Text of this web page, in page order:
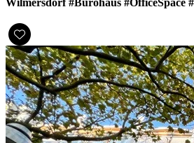
Wilmersdorf #Bürohaus #OfficeSpace